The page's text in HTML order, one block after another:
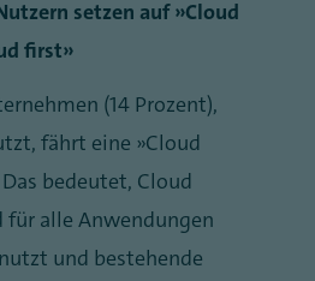
setzen auf „Cloud
first”
(14 Prozent),
fährt eine „Cloud
bedeutet, Cloud
alle Anwendungen
und bestehende